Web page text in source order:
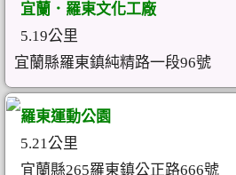
宜蘭．羅東文化工廠
5.19公里
宜蘭縣羅東鎮純精路一段96號
羅東運動公園
5.21公里
宜蘭縣265羅東鎮公正路666號